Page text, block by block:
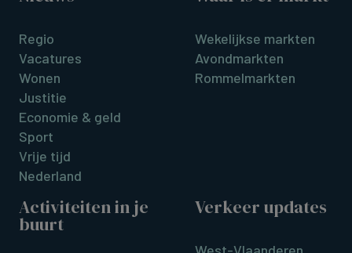
Regio
Vacatures
Wonen
Justitie
Economie & geld
Sport
Vrije tijd
Nederland
Wekelijkse markten
Avondmarkten
Rommelmarkten
Activiteiten in je
buurt
Verkeer updates